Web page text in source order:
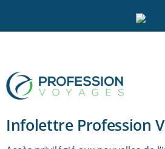
Infolettre Profession